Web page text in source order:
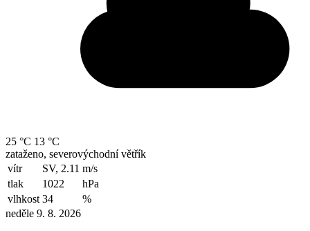
25 °C 13 °C
zataženo, severovýchodní větřík
vítr
SV, 2.11 m/s
tlak
1022
hPa
vlhkost 34
%
neděle 9. 8. 2026